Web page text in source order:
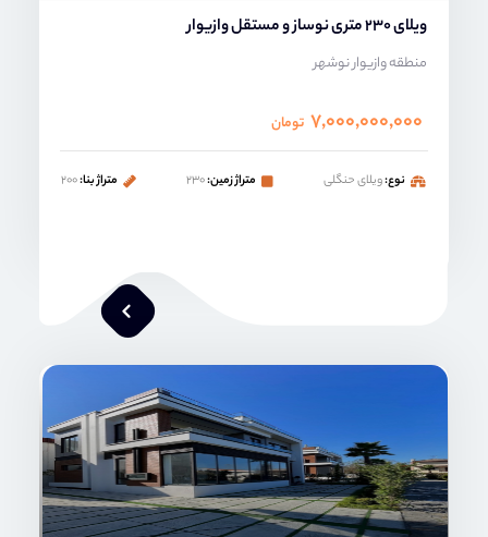
ویلای 230 متری نوساز و مستقل وازیوار
منطقه وازیوار نوشهر
۷,۰۰۰,۰۰۰,۰۰۰ تومان
نوع:ویلای حنگلی متراژ زمین:۲۳۰ متراژ بنا:۲۰۰